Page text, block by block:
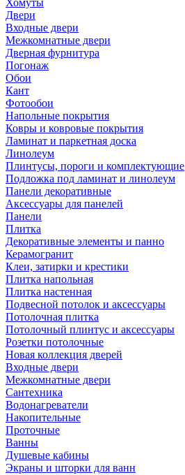
Хомуты
Двери
Входные двери
Межкомнатные двери
Дверная фурнитура
Погонаж
Обои
Кант
Фотообои
Напольные покрытия
Ковры и ковровые покрытия
Ламинат и паркетная доска
Линолеум
Плинтусы, пороги и комплектующие
Подложка под ламинат и линолеум
Панели декоративные
Аксессуары для панелей
Панели
Плитка
Декоративные элементы и панно
Керамогранит
Клеи, затирки и крестики
Плитка напольная
Плитка настенная
Подвесной потолок и аксессуары
Потолочная плитка
Потолочный плинтус и аксессуары
Розетки потолочные
Новая коллекция дверей
Входные двери
Межкомнатные двери
Сантехника
Водонагреватели
Накопительные
Проточные
Ванны
Душевые кабины
Экраны и шторки для ванн